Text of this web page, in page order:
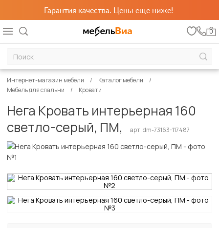
Гарантия качества. Цены еще ниже!
0
Интернет-магазин мебели
Каталог мебели
Мебель для спальни
Кровати
Нега Кровать интерьерная 160
светло-серый, ПМ,
арт. dm-73163-117487